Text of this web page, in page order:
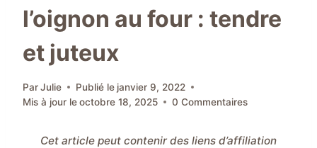
l’oignon au four : tendre
et juteux
ParJulie Publié le janvier 9, 2022
Mis à jour leoctobre 18, 2025 0 Commentaires
Cet article peut contenir des liens d’affiliation